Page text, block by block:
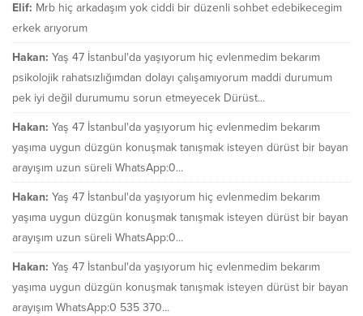
Elif: Mrb hiç arkadaşım yok ciddi bir düzenli sohbet edebikecegim
erkek arıyorum
Hakan: Yaş 47 İstanbul'da yaşıyorum hiç evlenmedim bekarım
psikolojik rahatsızlığımdan dolayı çalışamıyorum maddi durumum
pek iyi değil durumumu sorun etmeyecek Dürüst...
Hakan: Yaş 47 İstanbul'da yaşıyorum hiç evlenmedim bekarım
yaşıma uygun düzgün konuşmak tanışmak isteyen dürüst bir bayan
arayışım uzun süreli WhatsApp:0...
Hakan: Yaş 47 İstanbul'da yaşıyorum hiç evlenmedim bekarım
yaşıma uygun düzgün konuşmak tanışmak isteyen dürüst bir bayan
arayışım uzun süreli WhatsApp:0...
Hakan: Yaş 47 İstanbul'da yaşıyorum hiç evlenmedim bekarım
yaşıma uygun düzgün konuşmak tanışmak isteyen dürüst bir bayan
arayışım WhatsApp:0 535 370...